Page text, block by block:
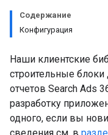
Содержание
Конфигурация
Наши клиентские
строительные
отчетов Search Ads
разработку
одного, если вы